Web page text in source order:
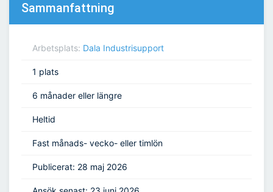
Sammanfattning
Arbetsplats: Dala Industrisupport
1 plats
6 månader eller längre
Heltid
Fast månads- vecko- eller timlön
Publicerat: 28 maj 2026